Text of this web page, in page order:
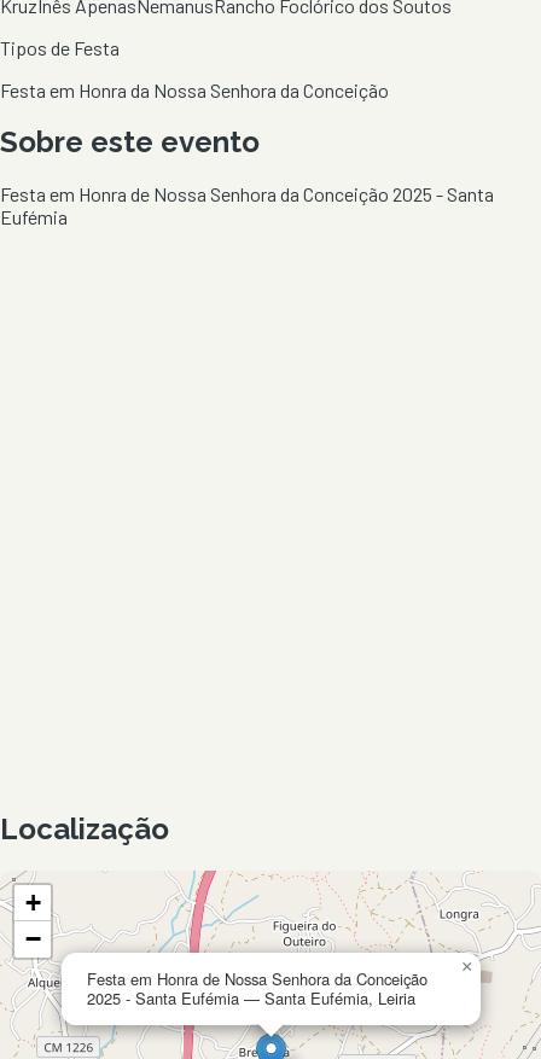
KruzInês ApenasNemanusRancho Foclórico dos Soutos
Tipos de Festa
Festa em Honra da Nossa Senhora da Conceição
Sobre este evento
Festa em Honra de Nossa Senhora da Conceição 2025 - Santa
Eufémia
Localização
Festa em Honra de Nossa Senhora da Conceição
2025 - Santa Eufémia — Santa Eufémia, Leiria
×
+
−